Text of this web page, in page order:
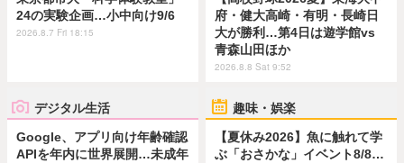
24の実験企画…小中向け9/6
2026.8.7 Fri 18:15
府・健大高崎・有明・長崎日
大が勝利…第4日は遊学館vs
青森山田ほか
2026.8.8 Sat 9:52
デジタル生活
Google、アプリ向け年齢確認
APIを年内に世界展開…未成年
趣味・娯楽
【夏休み2026】魚に触れて学
ぶ「おさかな」イベント8/8…